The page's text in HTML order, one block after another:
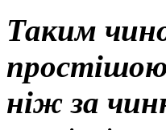
Таким
ніж за